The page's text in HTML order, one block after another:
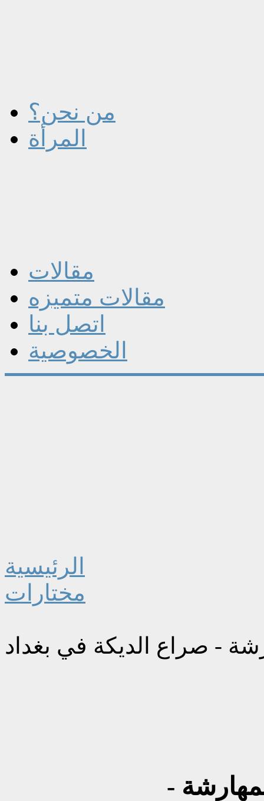
من نحن؟
المرأة
مقالات
مقالات متميزه
اتصل بنا
الخصوصية
الرئيسية
مختارات
الجزء ٦٩ المهارشة -